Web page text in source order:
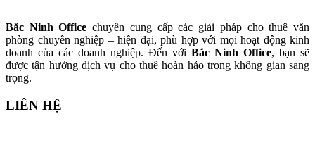
Bắc Ninh Office chuyên cung cấp các giải pháp cho thuê văn
phòng chuyên nghiệp – hiện đại, phù hợp với mọi hoạt động kinh
doanh của các doanh nghiệp. Đến với Bắc Ninh Office, bạn sẽ
được tận hưởng dịch vụ cho thuê hoàn hảo trong không gian sang
trọng.
LIÊN HỆ